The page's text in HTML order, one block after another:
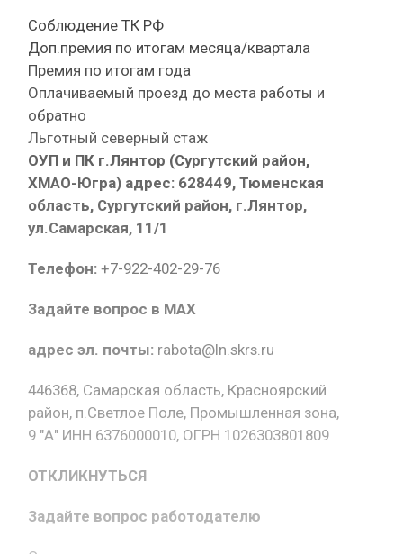
Соблюдение ТК РФ
Доп.премия по итогам месяца/квартала
Премия по итогам года
Оплачиваемый проезд до места работы и
обратно
Льготный северный стаж
ОУП и ПК г.Лянтор (Сургутский район,
ХМАО-Югра) адрес: 628449, Тюменская
область, Сургутский район, г.Лянтор,
ул.Самарская, 11/1
Телефон: +7-922-402-29-76
Задайте вопрос в MAX
адрес эл. почты: rabota@ln.skrs.ru
446368, Самарская область, Красноярский
район, п.Светлое Поле, Промышленная зона,
9 "А" ИНН 6376000010, ОГРН 1026303801809
ОТКЛИКНУТЬСЯ
Задайте вопрос работодателю